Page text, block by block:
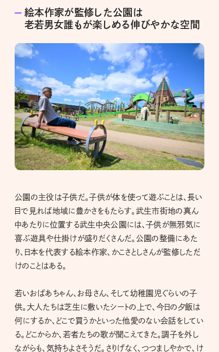
絵本作家が監修した公園は
老若男女誰もが楽しめる伸びやかな空間
公園の主役は子供だ。子供が体を使って遊ぶことは、長い
目で見れば地域に豊かさをもたらす。武生市街地の真ん
中あたりに位置する武生中央公園には、子供が無邪気に
喜ぶ遊具や仕掛けが盛りだくさんだ。公園の整備にあた
り、日本を代表する絵本作家、かこさとしさんが監修しただ
けのことはある。
若いおばあちゃん、お母さん、そして幼稚園児ぐらいの子
供。大人たちは芝生に敷いたシートの上で、今日の夕飯は
何にするか、どこで買うかといった他愛のない会話をしてい
る。どこからか、若者たちの歌が聞こえてきた。調子を外し
ながらも、気持ちよさそうだ。さりげなく、つつましやかで、け